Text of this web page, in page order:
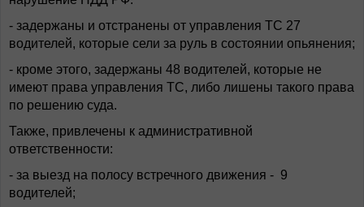
- задержаны и отстранены от управления ТС 27
водителей, которые сели за руль в состоянии опьянения;
- кроме этого, задержаны 48 водителей, которые не
имеют права управления ТС, либо лишены такого права
по решению суда.
Также, привлечены к административной
ответственности:
- за выезд на полосу встречного движения - 9
водителей;